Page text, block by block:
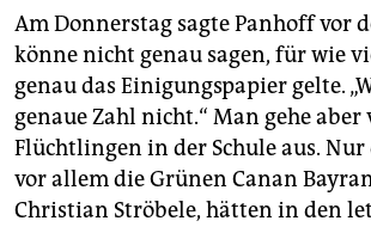
Am Donnerstag sagte Panhoff vor
könne nicht genau sagen, für wie
genau das Einigungspapier gelte.
genaue Zahl nicht.“ Man gehe
Flüchtlingen in der Schule aus.
vor allem die Grünen Canan
Christian Ströbele, hätten in den